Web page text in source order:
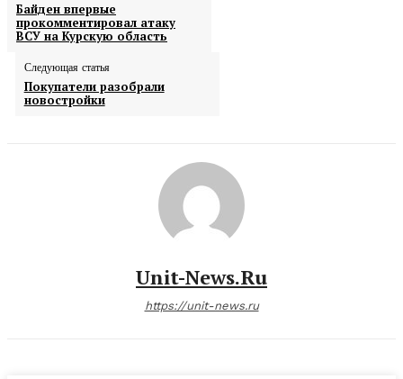
Байден впервые
прокомментировал атаку
ВСУ на Курскую область
Следующая статья
Покупатели разобрали
новостройки
Unit-News.ru
https://unit-news.ru